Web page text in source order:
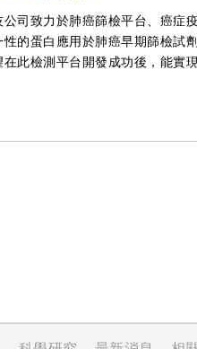
公司致力於肺癌篩檢平台、癌症
性的蛋白應用於肺癌早期篩檢試
在此檢測平台開發成功後，能實